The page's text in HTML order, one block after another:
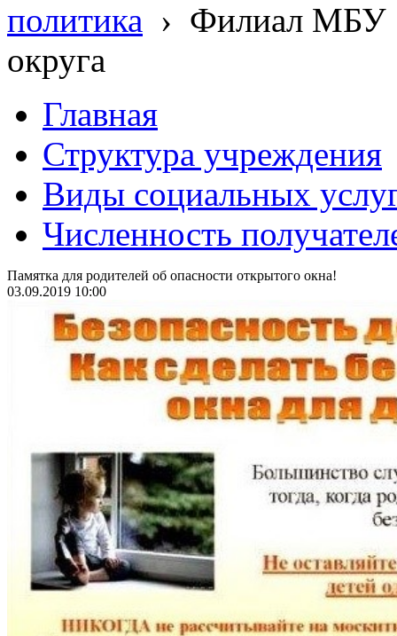
политика › Филиал МБУ
округа
Главная
Структура учреждения
Виды социальных
Численность
Памятка для родителей об опасности открытого окна!
03.09.2019 10:00